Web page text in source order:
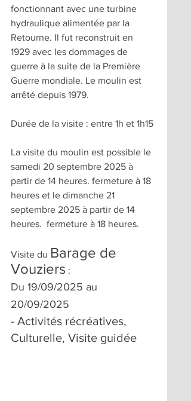
fonctionnant avec une turbine
hydraulique alimentée par la
Retourne. Il fut reconstruit en
1929 avec les dommages de
guerre à la suite de la Première
Guerre mondiale. Le moulin est
arrêté depuis 1979.
Durée de la visite : entre 1h et 1h15
La visite du moulin est possible le
samedi 20 septembre 2025 à
partir de 14 heures. fermeture à 18
heures et le dimanche 21
septembre 2025 à partir de 14
heures.  fermeture à 18 heures.
Visite du Barage de
Vouziers :
Du 19/09/2025 au
20/09/2025
- Activités récréatives,
Culturelle, Visite guidée